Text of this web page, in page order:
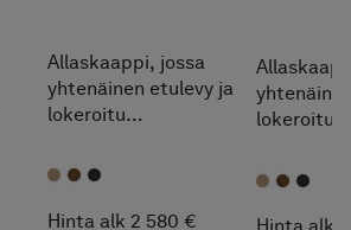
Allaskaappi, jossa
yhtenäinen etulevy ja
lokeroitu
Sormiliitoksiset
massiivitammesta.
Hinta alk 2 580 €
lokeroitu